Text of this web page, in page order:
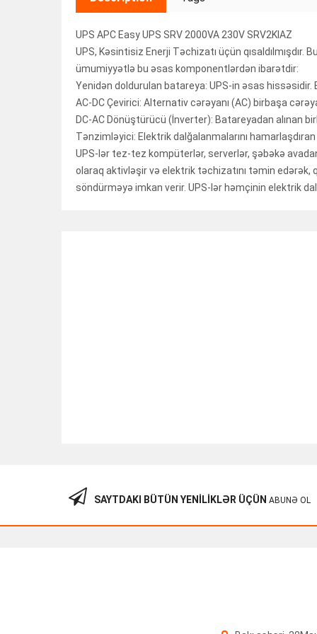
UPS APC Easy UPS SRV 2000VA 230V SRV2KIAZ
UPS, Kəsintisiz Enerji Təchizatı üçün
ümumiyyətlə bu əsas komponentlərdən ibarətdir:
Yenidən doldurulan batareya: UPS-in əsas hissəsidir.
AC-DC Çevirici: Alternativ cərəyanı (AC) birbaşa
DC-AC Dönüştürücü (İnverter): Batareyadan alınan
Tənzimləyici: Elektrik dalğalanmalarını
UPS-lər tez-tez kompüterlər, serverlər, şəbəkə
olaraq aktivləşir və elektrik təchizatını təmin edərək,
söndürməyə imkan verir. UPS-lər həmçinin elektrik
APC Easy UPS SRV 3000VA 230V SRV3KI/AZ
SAYTDAKI BÜTÜN YENILIKLƏR ÜÇÜN ABUNƏ OL